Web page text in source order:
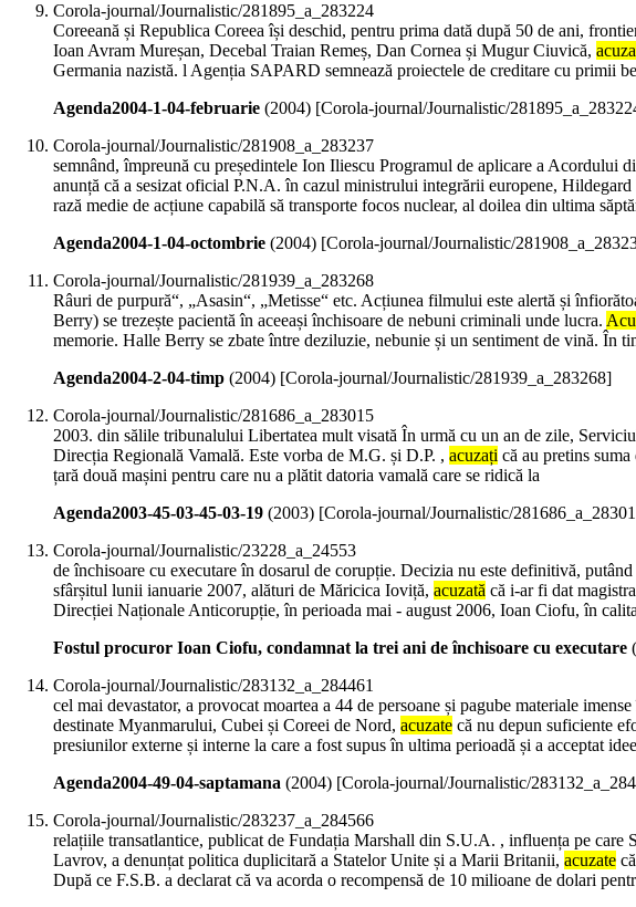
Corola-journal/Journalistic/281895_a_283224
Coreeană și Republica Coreea își deschid, pentru prima dată după 50 de ani,
Ioan Avram Mureșan, Decebal Traian Remeș, Dan Cornea și Mugur Ciuvică,
Germania nazistă. l Agenția SAPARD semnează proiectele de creditare cu primii
Agenda2004-1-04-februarie (2004) [Corola-journal/Journalistic/
Corola-journal/Journalistic/281908_a_283237
semnând, împreună cu președintele Ion Iliescu Programul de aplicare a
anunță că a sesizat oficial P.N.A. în cazul ministrului integrării europene, Hildegard
rază medie de acțiune capabilă să transporte focos nuclear, al doilea din ultima
Agenda2004-1-04-octombrie (2004) [Corola-journal/Journalistic/
Corola-journal/Journalistic/281939_a_283268
Râuri de purpură“, „Asasin“, „Metisse“ etc. Acțiunea filmului este alertă și
Berry) se trezește pacientă în aceeași închisoare de nebuni criminali unde lucra.
memorie. Halle Berry se zbate între deziluzie, nebunie și un sentiment de vină. În
Agenda2004-2-04-timp (2004) [Corola-journal/Journalistic/281939_a_283268]
Corola-journal/Journalistic/281686_a_283015
2003. din sălile tribunalului Libertatea mult visată În urmă cu un an de zile,
Direcția Regională Vamală. Este vorba de M.G. și D.P. , acuzați că au pretins
țară două mașini pentru care nu a plătit datoria vamală care se ridică la
Agenda2003-45-03-45-03-19 (2003) [Corola-journal/Journalistic/
Corola-journal/Journalistic/23228_a_24553
de închisoare cu executare în dosarul de corupție. Decizia nu este definitivă,
sfârșitul lunii ianuarie 2007, alături de Măricica Ioviță, acuzată că i-ar fi dat
Direcției Naționale Anticorupție, în perioada mai - august 2006, Ioan Ciofu, în
Fostul procuror Ioan Ciofu, condamnat la trei ani de închisoare cu executare (
Corola-journal/Journalistic/283132_a_284461
cel mai devastator, a provocat moartea a 44 de persoane și pagube materiale
destinate Myanmarului, Cubei și Coreei de Nord, acuzate că nu depun suficiente
presiunilor externe și interne la care a fost supus în ultima perioadă și a acceptat
Agenda2004-49-04-saptamana (2004) [Corola-journal/Journalistic/
Corola-journal/Journalistic/283237_a_284566
relațiile transatlantice, publicat de Fundația Marshall din S.U.A. , influența pe
Lavrov, a denunțat politica duplicitară a Statelor Unite și a Marii Britanii, acuzate
După ce F.S.B. a declarat că va acorda o recompensă de 10 milioane de dolari